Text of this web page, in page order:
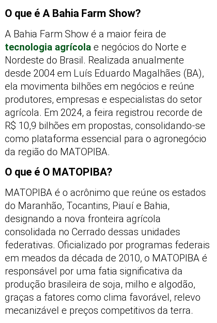
O que é A Bahia Farm Show?
A Bahia Farm Show é a maior feira de
tecnologia agrícola e negócios do Norte e
Nordeste do Brasil. Realizada anualmente
desde 2004 em Luís Eduardo Magalhães (BA),
ela movimenta bilhões em negócios e reúne
produtores, empresas e especialistas do setor
agrícola. Em 2024, a feira registrou recorde de
R$ 10,9 bilhões em propostas, consolidando-se
como plataforma essencial para o agronegócio
da região do MATOPIBA.
O que é O MATOPIBA?
MATOPIBA é o acrônimo que reúne os estados
do Maranhão, Tocantins, Piauí e Bahia,
designando a nova fronteira agrícola
consolidada no Cerrado dessas unidades
federativas. Oficializado por programas federais
em meados da década de 2010, o MATOPIBA é
responsável por uma fatia significativa da
produção brasileira de soja, milho e algodão,
graças a fatores como clima favorável, relevo
mecanizável e preços competitivos da terra.